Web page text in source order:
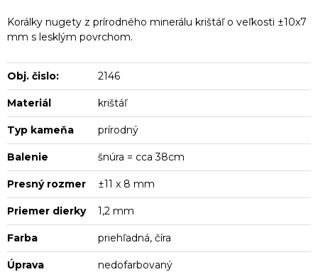
Korálky nugety z prírodného minerálu krištáľ o veľkosti ±10x7
mm s lesklým povrchom.
Obj. čislo: 2146
Materiál krištáľ
Typ kameňa prírodný
Balenie šnúra = cca 38cm
Presný rozmer ±11 x 8 mm
Priemer dierky 1,2 mm
Farba priehľadná, číra
Úprava nedofarbovaný